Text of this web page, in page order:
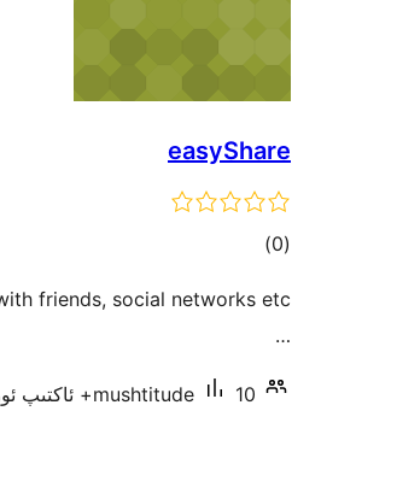
easyShare
(0 ئومۇمىي)
friends, social networks etc
…
mushtitude 10+ ئاكتىپ ئورنىتىش